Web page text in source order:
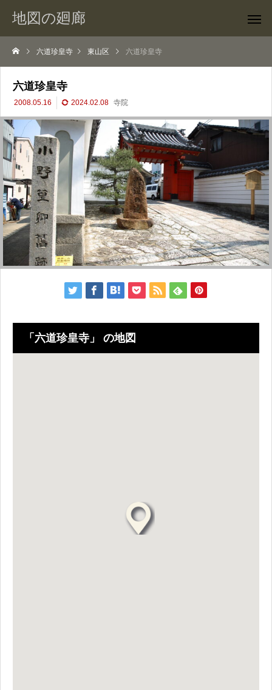
地図の廻廊
六道珍皇寺 東山区 六道珍皇寺
六道珍皇寺
2008.05.16 2024.02.08 寺院
「六道珍皇寺」 の地図